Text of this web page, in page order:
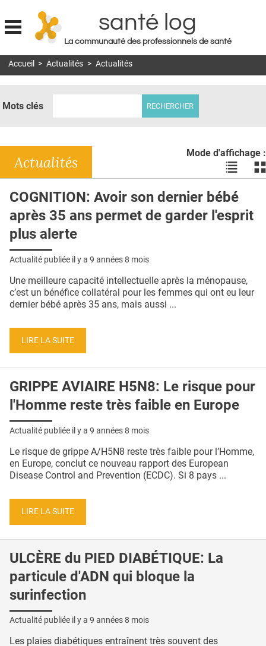
Jump to navigation
santé log
La communauté des professionnels de santé
MON COMPTE
DOSSIERS
RÉSEAUX
E-REVUE SAD
THÉMA
L'APP
PUBLICITÉ
CONTACT
Accueil > Actualités > Actualités
Mots clés
Mode d'affichage :
Voir
les
en
liste
les
Actualités
COGNITION: Avoir son dernier bébé
après 35 ans permet de garder l'esprit
plus alerte
Actualité publiée il y a 9 années 8 mois
Une meilleure capacité intellectuelle après la ménopause,
c’est un bénéfice collatéral pour les femmes qui ont eu leur
dernier bébé après 35 ans, mais aussi ...
LIRE LA SUITE
GRIPPE AVIAIRE H5N8: Le risque pour
l'Homme reste très faible en Europe
Actualité publiée il y a 9 années 8 mois
Le risque de grippe A/H5N8 reste très faible pour l’Homme,
en Europe, conclut ce nouveau rapport des European
Disease Control and Prevention (ECDC). Si 8 pays ...
LIRE LA SUITE
ULCÈRE du PIED DIABÉTIQUE: La
particule d'ADN qui bloque la
surinfection
Actualité publiée il y a 9 années 8 mois
Les plaies diabétiques entraînent très souvent des